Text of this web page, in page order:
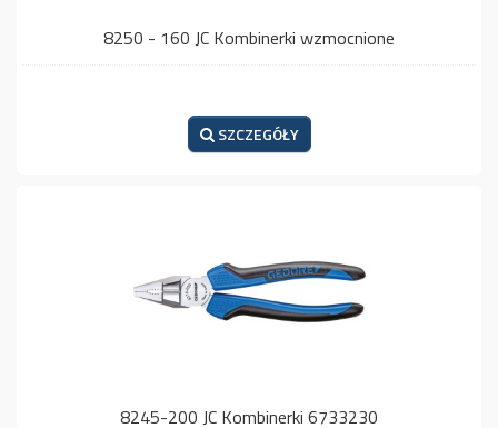
8250 - 160 JC Kombinerki wzmocnione
SZCZEGÓŁY
8245-200 JC Kombinerki 6733230